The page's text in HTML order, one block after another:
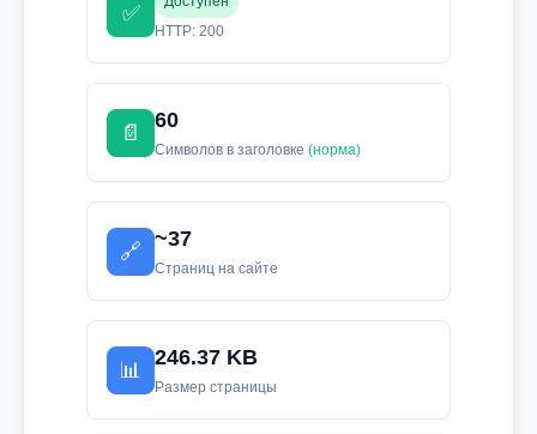
✅
HTTP: 200
📄
60
Символов в заголовке (норма)
🔗
~37
Страниц на сайте
📊
246.37 KB
Размер страницы